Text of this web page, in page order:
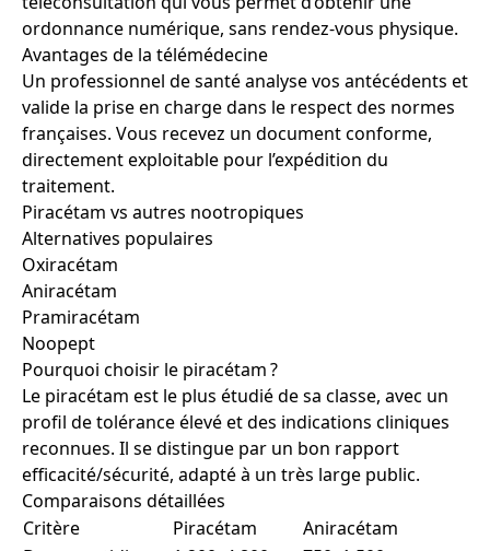
ordonnance numérique, sans rendez-vous physique.
Avantages de la télémédecine
Un professionnel de santé analyse vos antécédents et
valide la prise en charge dans le respect des normes
françaises. Vous recevez un document conforme,
directement exploitable pour l’expédition du
traitement.
Piracétam vs autres nootropiques
Alternatives populaires
Oxiracétam
Aniracétam
Pramiracétam
Noopept
Pourquoi choisir le piracétam ?
Le piracétam est le plus étudié de sa classe, avec un
profil de tolérance élevé et des indications cliniques
reconnues. Il se distingue par un bon rapport
efficacité/sécurité, adapté à un très large public.
Comparaisons détaillées
Critère
Piracétam
Aniracétam